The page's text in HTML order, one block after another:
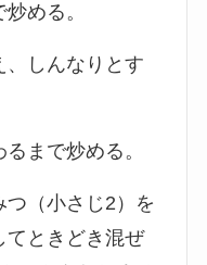
める。
、しんなりとす
まで炒める。
つ（小さじ2）を
てときどき混ぜ